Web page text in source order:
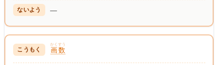
—
画数
かくすう